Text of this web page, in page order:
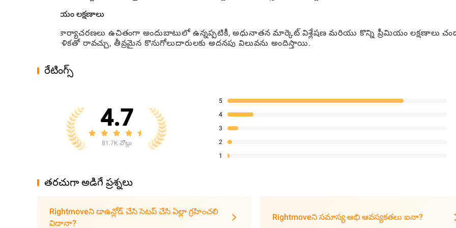
ప్రీమియం లక్షణాలు
కోర్ కార్యాచరణలు ఉచితంగా అందుబాటులో ఉన్నప్పటికీ, అధునాతన మార్కెట్ విశ్లేషణ మరియు కొన్ని ప్రీమియం లక్షణాలు
ప్రణాళికతో రావచ్చు, తీవ్రమైన కొనుగోలుదారులకు అదనపు విలువను అందిస్తాయి.
రేటింగ్స్
4.7
81.7K వోట్లు
5
4
3
2
1
తరచుగా అడిగే ప్రశ్నలు
Rightmoveని డాఉన్లోడ్ చేసి సెటప్ చేసి ఏల్లా గ్రహించలి
విదానా?
Rightmoveని సమాస్య అభి ఆవస్యకతలు ఐనా?